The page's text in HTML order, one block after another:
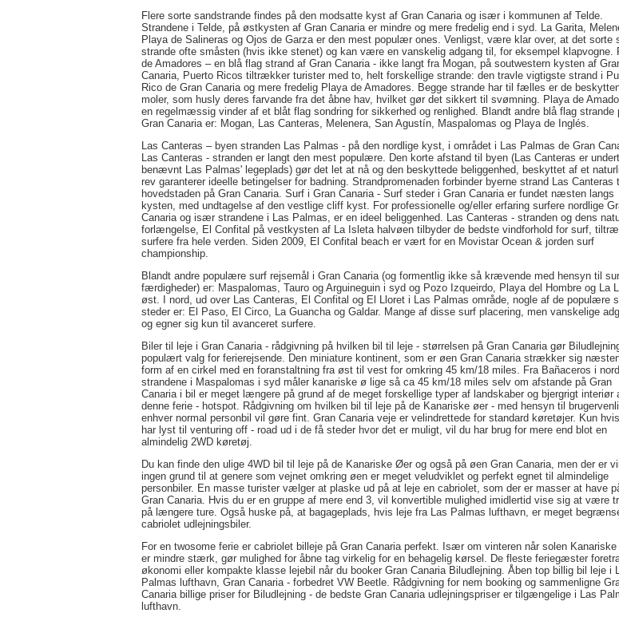
Flere sorte sandstrande findes på den modsatte kyst af Gran Canaria og især i kommunen af Telde.
Strandene i Telde, på østkysten af Gran Canaria er mindre og mere fredelig end i syd. La Garita,
Playa de Salineras og Ojos de Garza er den mest populær ones. Venligst, være klar over, at det sorte
strande ofte småsten (hvis ikke stenet) og kan være en vanskelig adgang til, for eksempel klapvogne.
de Amadores – en blå flag strand af Gran Canaria - ikke langt fra Mogan, på soutwestern kysten af
Canaria, Puerto Ricos tiltrækker turister med to, helt forskellige strande: den travle vigtigste strand i
Rico de Gran Canaria og mere fredelig Playa de Amadores. Begge strande har til fælles er de
moler, som husly deres farvande fra det åbne hav, hvilket gør det sikkert til svømning. Playa de
en regelmæssig vinder af et blåt flag sondring for sikkerhed og renlighed. Blandt andre blå flag strande
Gran Canaria er: Mogan, Las Canteras, Melenera, San Agustín, Maspalomas og Playa de Inglés.
Las Canteras – byen stranden Las Palmas - på den nordlige kyst, i området i Las Palmas de Gran
Las Canteras - stranden er langt den mest populære. Den korte afstand til byen (Las Canteras er
benævnt Las Palmas' legeplads) gør det let at nå og den beskyttede beliggenhed, beskyttet af et
rev garanterer ideelle betingelser for badning. Strandpromenaden forbinder byerne strand Las Canteras
hovedstaden på Gran Canaria. Surf i Gran Canaria - Surf steder i Gran Canaria er fundet næsten langs
kysten, med undtagelse af den vestlige cliff kyst. For professionelle og/eller erfaring surfere nordlige
Canaria og især strandene i Las Palmas, er en ideel beliggenhed. Las Canteras - stranden og dens
forlængelse, El Confital på vestkysten af La Isleta halvøen tilbyder de bedste vindforhold for surf,
surfere fra hele verden. Siden 2009, El Confital beach er vært for en Movistar Ocean & jorden surf
championship.
Blandt andre populære surf rejsemål i Gran Canaria (og formentlig ikke så krævende med hensyn til
færdigheder) er: Maspalomas, Tauro og Arguineguin i syd og Pozo Izqueirdo, Playa del Hombre og La
øst. I nord, ud over Las Canteras, El Confital og El Lloret i Las Palmas område, nogle af de populære
steder er: El Paso, El Circo, La Guancha og Galdar. Mange af disse surf placering, men vanskelige
og egner sig kun til avanceret surfere.
Biler til leje i Gran Canaria - rådgivning på hvilken bil til leje - størrelsen på Gran Canaria gør
populært valg for ferierejsende. Den miniature kontinent, som er øen Gran Canaria strækker sig
form af en cirkel med en foranstaltning fra øst til vest for omkring 45 km/18 miles. Fra Bañaceros i
strandene i Maspalomas i syd måler kanariske ø lige så ca 45 km/18 miles selv om afstande på Gran
Canaria i bil er meget længere på grund af de meget forskellige typer af landskaber og bjergrigt interiør
denne ferie - hotspot. Rådgivning om hvilken bil til leje på de Kanariske øer - med hensyn til
enhver normal personbil vil gøre fint. Gran Canaria veje er velindrettede for standard køretøjer. Kun
har lyst til venturing off - road ud i de få steder hvor det er muligt, vil du har brug for mere end blot en
almindelig 2WD køretøj.
Du kan finde den ulige 4WD bil til leje på de Kanariske Øer og også på øen Gran Canaria, men der er
ingen grund til at genere som vejnet omkring øen er meget veludviklet og perfekt egnet til almindelige
personbiler. En masse turister vælger at plaske ud på at leje en cabriolet, som der er masser at have
Gran Canaria. Hvis du er en gruppe af mere end 3, vil konvertible mulighed imidlertid vise sig at være
på længere ture. Også huske på, at bagageplads, hvis leje fra Las Palmas lufthavn, er meget
cabriolet udlejningsbiler.
For en twosome ferie er cabriolet billeje på Gran Canaria perfekt. Især om vinteren når solen
er mindre stærk, gør mulighed for åbne tag virkelig for en behagelig kørsel. De fleste feriegæster
økonomi eller kompakte klasse lejebil når du booker Gran Canaria Biludlejning. Åben top billig bil leje i
Palmas lufthavn, Gran Canaria - forbedret VW Beetle. Rådgivning for nem booking og sammenligne
Canaria billige priser for Biludlejning - de bedste Gran Canaria udlejningspriser er tilgængelige i Las
lufthavn.